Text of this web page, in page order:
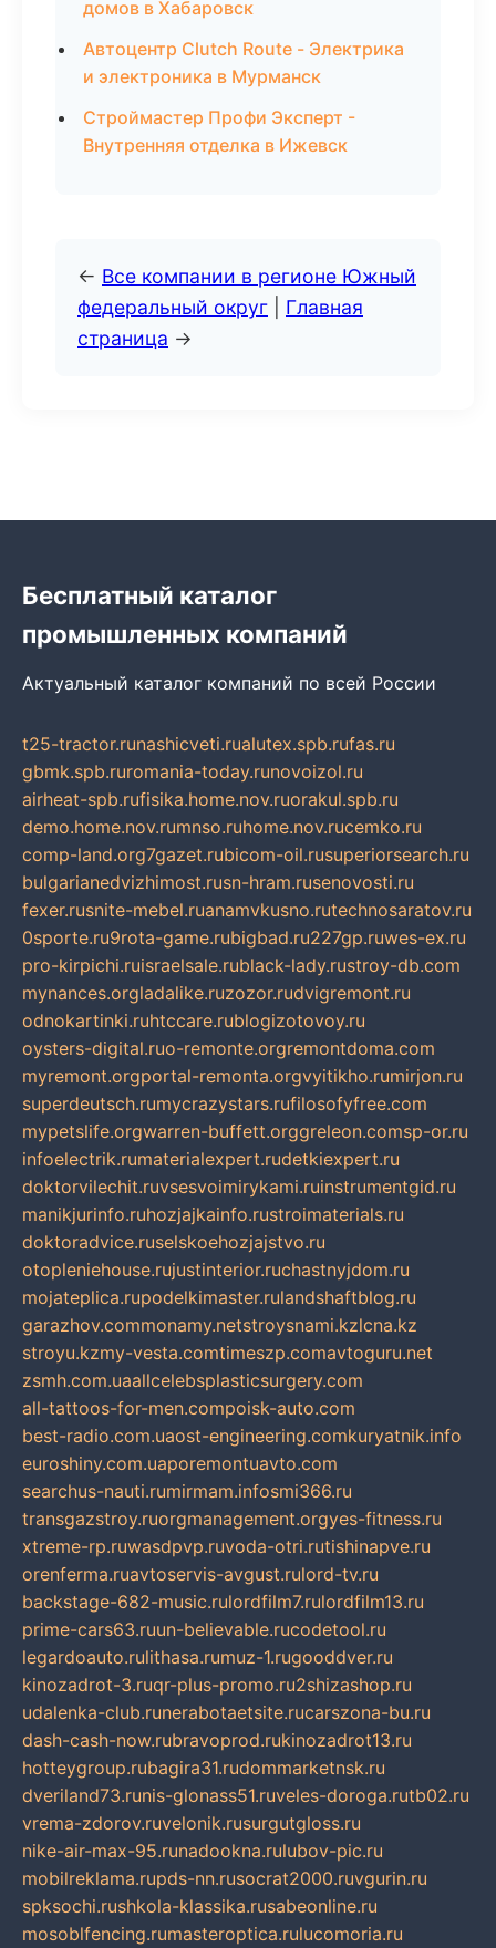
домов в Хабаровск
Автоцентр Clutch Route - Электрика
и электроника в Мурманск
Строймастер Профи Эксперт -
Внутренняя отделка в Ижевск
← Все компании в регионе Южный
федеральный округ
Главная
страница →
Бесплатный каталог
промышленных компаний
Актуальный каталог компаний по всей России
t25-tractor.runashicveti.rualutex.spb.rufas.ru
gbmk.spb.ruromania-today.runovoizol.ru
airheat-spb.rufisika.home.nov.ruorakul.spb.ru
demo.home.nov.rumnso.ruhome.nov.rucemko.ru
comp-land.org7gazet.rubicom-oil.rusuperiorsearch.ru
bulgarianedvizhimost.rusn-hram.rusenovosti.ru
fexer.rusnite-mebel.ruanamvkusno.rutechnosaratov.ru
0sporte.ru9rota-game.rubigbad.ru227gp.ruwes-ex.ru
pro-kirpichi.ruisraelsale.rublack-lady.rustroy-db.com
mynances.orgladalike.ruzozor.rudvigremont.ru
odnokartinki.ruhtccare.rublogizotovoy.ru
oysters-digital.ruo-remonte.orgremontdoma.com
myremont.orgportal-remonta.orgvyitikho.rumirjon.ru
superdeutsch.rumycrazystars.rufilosofyfree.com
mypetslife.orgwarren-buffett.orggreleon.comsp-or.ru
infoelectrik.rumaterialexpert.rudetkiexpert.ru
doktorvilechit.ruvsesvoimirykami.ruinstrumentgid.ru
manikjurinfo.ruhozjajkainfo.rustroimaterials.ru
doktoradvice.ruselskoehozjajstvo.ru
otopleniehouse.rujustinterior.ruchastnyjdom.ru
mojateplica.rupodelkimaster.rulandshaftblog.ru
garazhov.commonamy.netstroysnami.kzlcna.kz
stroyu.kzmy-vesta.comtimeszp.comavtoguru.net
zsmh.com.uaallcelebsplasticsurgery.com
all-tattoos-for-men.compoisk-auto.com
best-radio.com.uaost-engineering.comkuryatnik.info
euroshiny.com.uaporemontuavto.com
searchus-nauti.rumirmam.infosmi366.ru
transgazstroy.ruorgmanagement.orgyes-fitness.ru
xtreme-rp.ruwasdpvp.ruvoda-otri.rutishinapve.ru
orenferma.ruavtoservis-avgust.rulord-tv.ru
backstage-682-music.rulordfilm7.rulordfilm13.ru
prime-cars63.ruun-believable.rucodetool.ru
legardoauto.rulithasa.rumuz-1.rugooddver.ru
kinozadrot-3.ruqr-plus-promo.ru2shizashop.ru
udalenka-club.runerabotaetsite.rucarszona-bu.ru
dash-cash-now.rubravoprod.rukinozadrot13.ru
hotteygroup.rubagira31.rudommarketnsk.ru
dveriland73.runis-glonass51.ruveles-doroga.rutb02.ru
vrema-zdorov.ruvelonik.rusurgutgloss.ru
nike-air-max-95.runadookna.rulubov-pic.ru
mobilreklama.rupds-nn.rusocrat2000.ruvgurin.ru
spksochi.rushkola-klassika.rusabeonline.ru
mosoblfencing.rumasteroptica.rulucomoria.ru